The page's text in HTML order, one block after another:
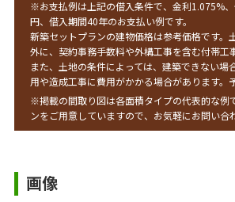
※お支払例は上記の借入条件で、金利1.075%
円、借入期間40年のお支払い例です。
新築セットプランの建物価格は参考価格です。
外に、契約事務手数料や外構工事を含む付帯工
また、土地の条件によっては、建築できない場
用や造成工事に費用がかかる場合があります。
※掲載の間取り図は各面積タイプの代表的な例
ンをご用意していますので、お気軽にお問い合
画像